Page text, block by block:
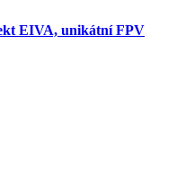
EIVA, unikátní FPV